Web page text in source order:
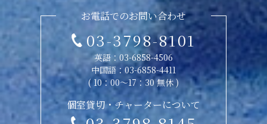
お電話でのお問い合わせ
03-3798-8101
英語： 03-6858-4506
中国語： 03-6858-4411
( 10：00〜17：30 無休 )
個室貸切・チャーターについて